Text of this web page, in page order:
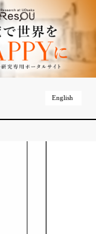
English